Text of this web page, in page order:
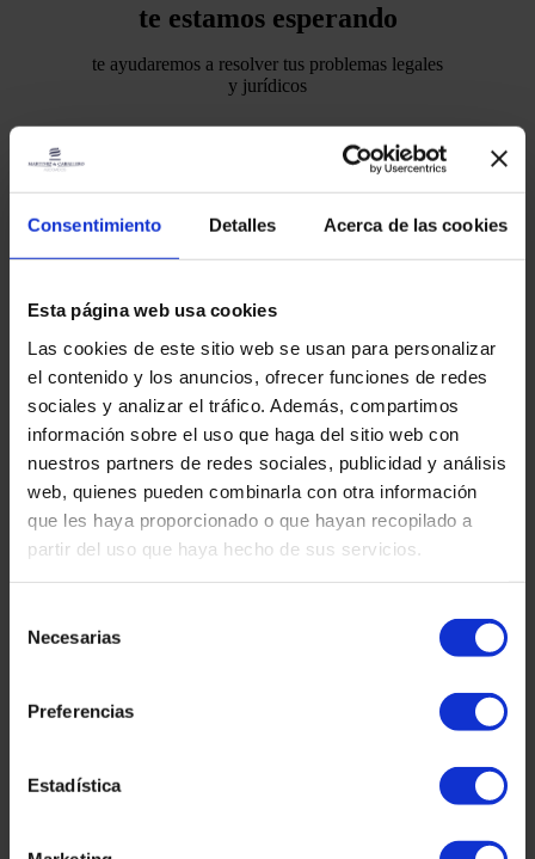
Consentimiento Detalles Acerca de las cookies
Esta página web usa cookies
Las cookies de este sitio web se usan para personalizar
el contenido y los anuncios, ofrecer funciones de redes
sociales y analizar el tráfico. Además, compartimos
información sobre el uso que haga del sitio web con
nuestros partners de redes sociales, publicidad y análisis
web, quienes pueden combinarla con otra información
que les haya proporcionado o que hayan recopilado a
partir del uso que haya hecho de sus servicios.
Necesarias
Preferencias
Estadística
te estamos esperando
te ayudaremos a resolver tus problemas legales
y jurídicos
1º andar, Escritório 21.